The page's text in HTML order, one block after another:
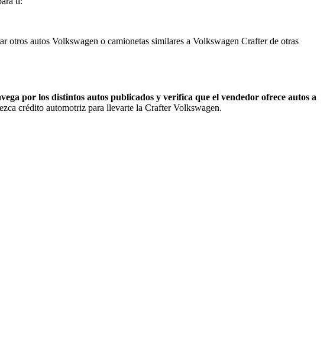
otros autos Volkswagen o camionetas similares a Volkswagen Crafter de otras
por los distintos autos publicados y verifica que el vendedor ofrece autos a
crédito automotriz para llevarte la Crafter Volkswagen.